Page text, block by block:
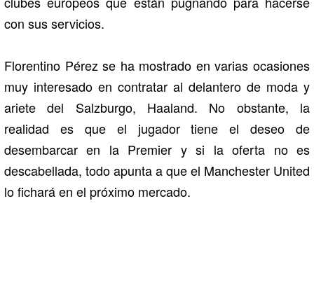
con sus servicios.
Florentino Pérez se ha mostrado en varias ocasiones
muy interesado en contratar al delantero de moda y
ariete del Salzburgo, Haaland. No obstante, la
realidad es que el jugador tiene el deseo de
desembarcar en la Premier y si la oferta no es
descabellada, todo apunta a que el Manchester United
lo fichará en el próximo mercado.